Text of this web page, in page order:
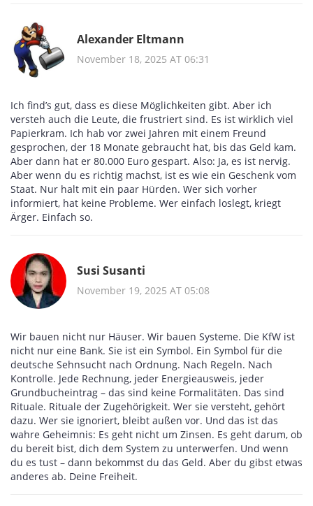
Alexander Eltmann
November 18, 2025 AT 06:31
Ich find’s gut, dass es diese Möglichkeiten gibt. Aber ich
versteh auch die Leute, die frustriert sind. Es ist wirklich viel
Papierkram. Ich hab vor zwei Jahren mit einem Freund
gesprochen, der 18 Monate gebraucht hat, bis das Geld kam.
Aber dann hat er 80.000 Euro gespart. Also: Ja, es ist nervig.
Aber wenn du es richtig machst, ist es wie ein Geschenk vom
Staat. Nur halt mit ein paar Hürden. Wer sich vorher
informiert, hat keine Probleme. Wer einfach loslegt, kriegt
Ärger. Einfach so.
Susi Susanti
November 19, 2025 AT 05:08
Wir bauen nicht nur Häuser. Wir bauen Systeme. Die KfW ist
nicht nur eine Bank. Sie ist ein Symbol. Ein Symbol für die
deutsche Sehnsucht nach Ordnung. Nach Regeln. Nach
Kontrolle. Jede Rechnung, jeder Energieausweis, jeder
Grundbucheintrag – das sind keine Formalitäten. Das sind
Rituale. Rituale der Zugehörigkeit. Wer sie versteht, gehört
dazu. Wer sie ignoriert, bleibt außen vor. Und das ist das
wahre Geheimnis: Es geht nicht um Zinsen. Es geht darum, ob
du bereit bist, dich dem System zu unterwerfen. Und wenn
du es tust – dann bekommst du das Geld. Aber du gibst etwas
anderes ab. Deine Freiheit.